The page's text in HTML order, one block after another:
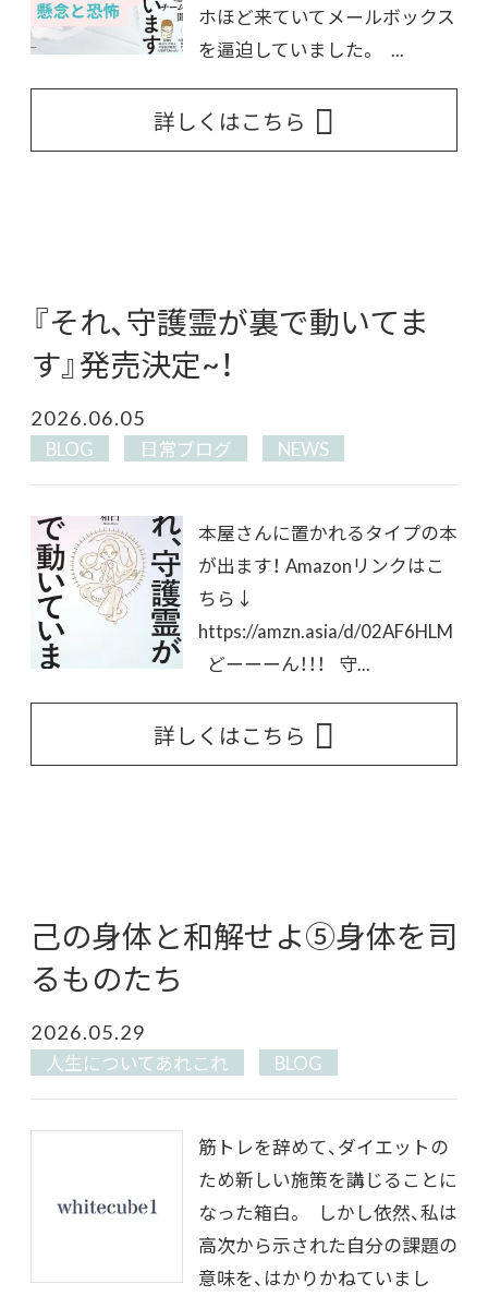
ホほど来ていてメールボックス
を逼迫していました。 ...
詳しくはこちら
『それ、守護霊が裏で動いてま
す』発売決定~！
2026.06.05
BLOG 日常ブログ NEWS
本屋さんに置かれるタイプの本
が出ます！ Amazonリンクはこ
ちら↓
https://amzn.asia/d/02AF6HLM
どーーーん！！！ 守...
詳しくはこちら
己の身体と和解せよ⑤身体を司
るものたち
2026.05.29
人生についてあれこれ BLOG
筋トレを辞めて、ダイエットの
ため新しい施策を講じることに
なった箱白。 しかし依然、私は
高次から示された自分の課題の
意味を、はかりかねていまし